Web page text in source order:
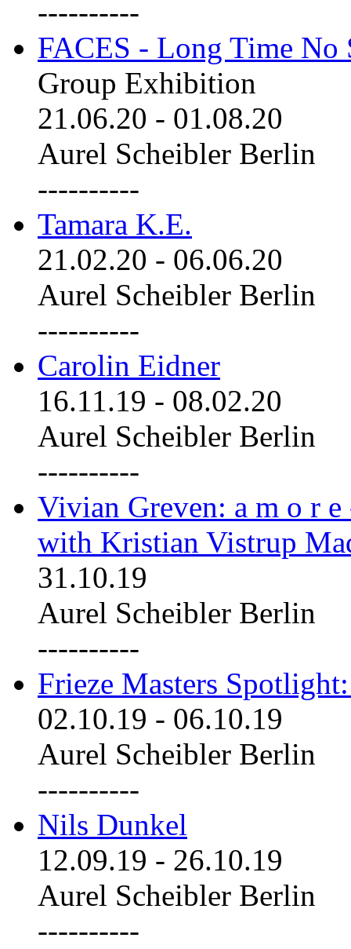
----------
FACES - Long Time No
Group Exhibition
21.06.20 - 01.08.20
Aurel Scheibler Berlin
----------
Tamara K.E.
21.02.20 - 06.06.20
Aurel Scheibler Berlin
----------
Carolin Eidner
16.11.19 - 08.02.20
Aurel Scheibler Berlin
----------
Vivian Greven: a m o r
with Kristian Vistrup
31.10.19
Aurel Scheibler Berlin
----------
Frieze Masters
02.10.19 - 06.10.19
Aurel Scheibler Berlin
----------
Nils Dunkel
12.09.19 - 26.10.19
Aurel Scheibler Berlin
----------